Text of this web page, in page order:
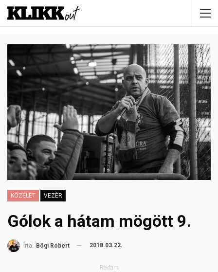
KÖZÉLET VEZÉR
Gólok a hátam mögött 9.
Írta: Bögi Róbert 2018.03.22.
Reklám